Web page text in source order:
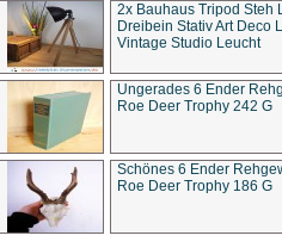
2x Bauhaus Tripod Steh
Dreibein Stativ Art Deco
Vintage Studio Leucht
Ungerades 6 Ender
Roe Deer Trophy 242 G
Schönes 6 Ender
Roe Deer Trophy 186 G